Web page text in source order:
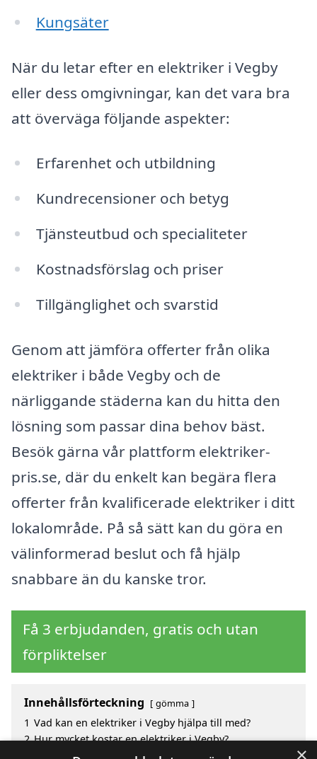
Kungsäter
När du letar efter en elektriker i Vegby
eller dess omgivningar, kan det vara bra
att överväga följande aspekter:
Erfarenhet och utbildning
Kundrecensioner och betyg
Tjänsteutbud och specialiteter
Kostnadsförslag och priser
Tillgänglighet och svarstid
Genom att jämföra offerter från olika
elektriker i både Vegby och de
närliggande städerna kan du hitta den
lösning som passar dina behov bäst.
Besök gärna vår plattform elektriker-
pris.se, där du enkelt kan begära flera
offerter från kvalificerade elektriker i ditt
lokalområde. På så sätt kan du göra en
välinformerad beslut och få hjälp
snabbare än du kanske tror.
Få 3 erbjudanden, gratis och utan
förpliktelser
Innehållsförteckning gömma
1 Vad kan en elektriker i Vegby hjälpa till med?
2 Hur mycket kostar en elektriker i Vegby?
Fördelar med att välja elektriker i Vegby